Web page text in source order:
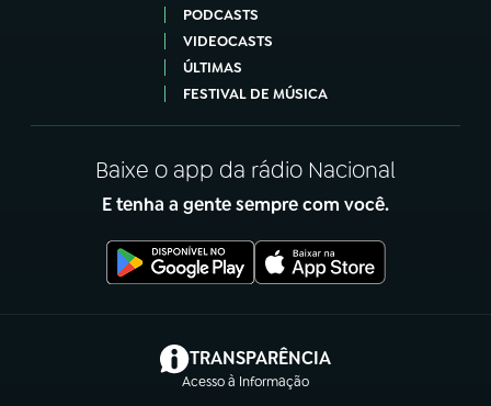
PODCASTS
VIDEOCASTS
ÚLTIMAS
FESTIVAL DE MÚSICA
Baixe o app da rádio Nacional
E tenha a gente sempre com você.
TRANSPARÊNCIA
Acesso à Informação
(abre em nova aba)